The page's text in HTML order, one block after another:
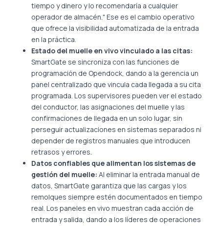
tiempo y dinero y lo recomendaría a cualquier
operador de almacén." Ese es el cambio operativo
que ofrece la visibilidad automatizada de la entrada
en la práctica.
Estado del muelle en vivo vinculado a las citas:
SmartGate se sincroniza con las funciones de
programación de Opendock, dando a la gerencia un
panel centralizado que vincula cada llegada a su cita
programada. Los supervisores pueden ver el estado
del conductor, las asignaciones del muelle y las
confirmaciones de llegada en un solo lugar, sin
perseguir actualizaciones en sistemas separados ni
depender de registros manuales que introducen
retrasos y errores.
Datos confiables que alimentan los sistemas de
gestión del muelle: Al eliminar la entrada manual de
datos, SmartGate garantiza que las cargas y los
remolques siempre estén documentados en tiempo
real. Los paneles en vivo muestran cada acción de
entrada y salida, dando a los líderes de operaciones